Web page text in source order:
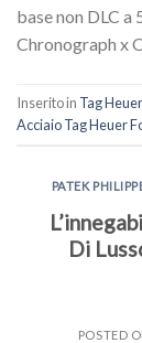
base non DLC a
Chronograph x
Inserito in Tag Heuer
Acciaio Tag Heuer
PATEK
Di
POSTED